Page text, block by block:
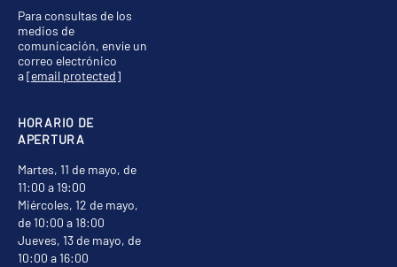
HORARIO DE
APERTURA
Martes, 11 de mayo, de
11:00 a 19:00
Miércoles, 12 de mayo,
de 10:00 a 18:00
Jueves, 13 de mayo, de
10:00 a 16:00
Para consultas de los
medios de
comunicación, envíe un
correo electrónico
a[email protected]